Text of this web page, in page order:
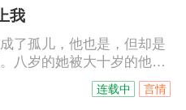
也不会每天野种挂在嘴
是他的种。朱砂痣？真是
刚出月子，就让怀孕的姐
享自己的男人！娶她，不
。
我
了孤儿，他也是，但却是
八岁的她被大十岁的他带
那是他的善意，没想到，
十年间，她一直以为他恨
言情
连载中